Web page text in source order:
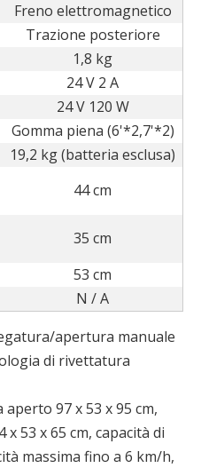
Freno elettromagnetico
Trazione posteriore
1,8 kg
24 V 2 A
24 V 120 W
Gomma piena (6'*2,7'*2)
19,2 kg (batteria esclusa)
44 cm
35 cm
53 cm
N / A
apertura manuale
di rivettatura
97 x 53 x 95 cm,
53 x 65 cm, capacità di
massima fino a 6 km/h,